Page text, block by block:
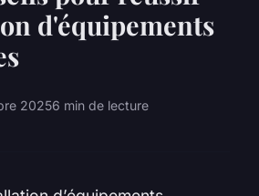
d'équipements
20256 min de lecture